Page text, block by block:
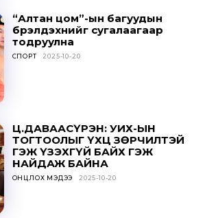
“Алтан цом”-ын багуудын
бүрэлдэхүүнийг сугалаагаар
тодруулна
СПОРТ 2025-10-20
Ц.ДАВААСҮРЭН: УИХ-ЫН
ТОГТООЛЫГ ҮХЦ ЗӨРЧИЛТЭЙ
ГЭЖ ҮЗЭХГҮЙ БАЙХ ГЭЖ
НАЙДАЖ БАЙНА
ОНЦЛОХ МЭДЭЭ 2025-10-20